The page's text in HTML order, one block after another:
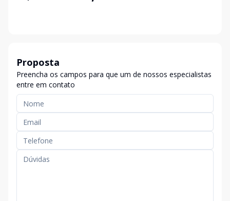
Proposta
Preencha os campos para que um de nossos especialistas
entre em contato